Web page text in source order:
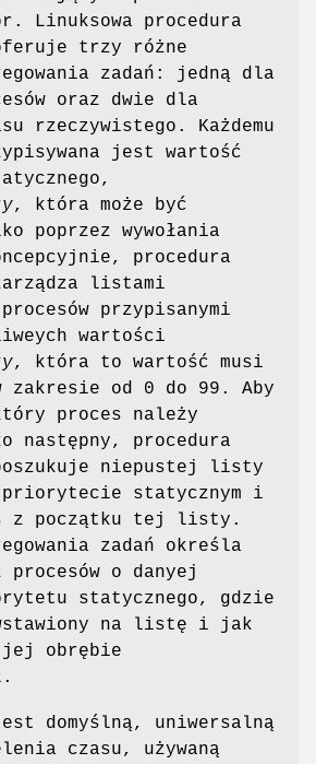
Linuksowa procedura
trzy różne
zadań: jedną dla
oraz dwie dla
rzeczywistego. Każdemu
jest wartość
, która może być
poprzez wywołania
procedura
listami
przypisanymi
wartości
, która to wartość musi
zakresie od 0 do 99. Aby
proces należy
następny, procedura
niepustej listy
priorytecie statycznym i
z początku tej listy.
zadań określa
procesów o danyej
statycznego, gdzie
na listę i jak
jej obrębie
domyślną, uniwersalną
czasu, używaną